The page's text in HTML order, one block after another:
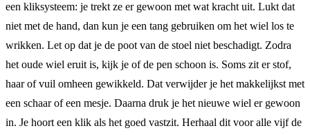
een kliksysteem: je trekt ze er gewoon met wat kracht uit. Lukt dat
niet met de hand, dan kun je een tang gebruiken om het wiel los te
wrikken. Let op dat je de poot van de stoel niet beschadigt. Zodra
het oude wiel eruit is, kijk je of de pen schoon is. Soms zit er stof,
haar of vuil omheen gewikkeld. Dat verwijder je het makkelijkst met
een schaar of een mesje. Daarna druk je het nieuwe wiel er gewoon
in. Je hoort een klik als het goed vastzit. Herhaal dit voor alle vijf de